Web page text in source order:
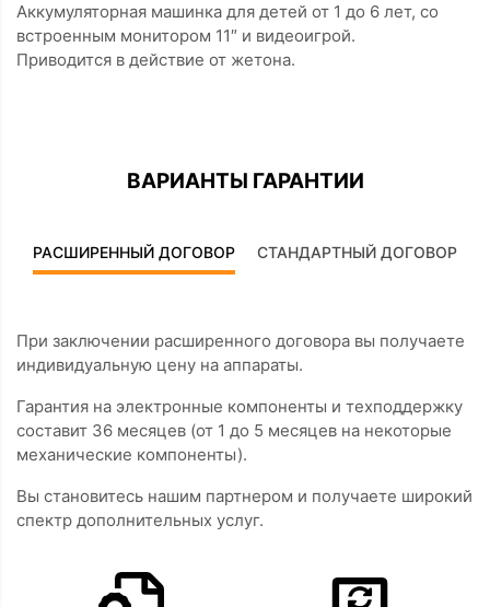
Аккумуляторная машинка для детей от 1 до 6 лет, со
встроенным монитором 11″ и видеоигрой.
Приводится в действие от жетона.
ВАРИАНТЫ ГАРАНТИИ
РАСШИРЕННЫЙ ДОГОВОР СТАНДАРТНЫЙ ДОГОВОР
При заключении расширенного договора вы получаете
индивидуальную цену на аппараты.
Гарантия на электронные компоненты и техподдержку
составит 36 месяцев (от 1 до 5 месяцев на некоторые
механические компоненты).
Вы становитесь нашим партнером и получаете широкий
спектр дополнительных услуг.